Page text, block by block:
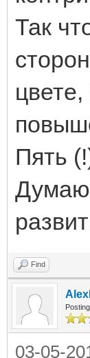
Так
Пять
Думаю
Find
03-05-